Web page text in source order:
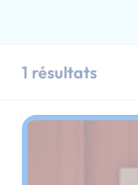
1 résultats